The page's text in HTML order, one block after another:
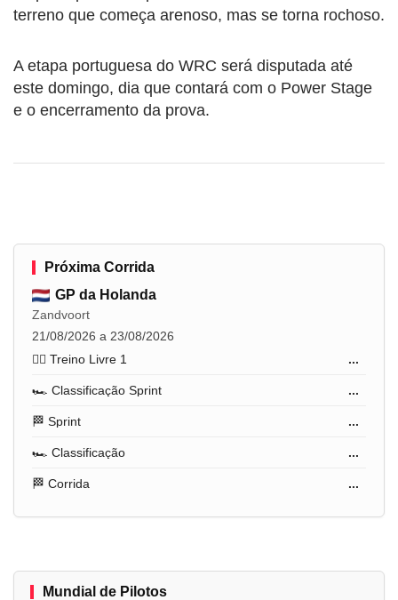
terreno que começa arenoso, mas se torna rochoso.
A etapa portuguesa do WRC será disputada até
este domingo, dia que contará com o Power Stage
e o encerramento da prova.
Próxima Corrida
GP da Holanda
Zandvoort
21/08/2026 a 23/08/2026
🏋️‍♂️ Treino Livre 1
...
🏎️ Classificação Sprint ...
🏁 Sprint ...
🏎️ Classificação ...
🏁 Corrida ...
Mundial de Pilotos